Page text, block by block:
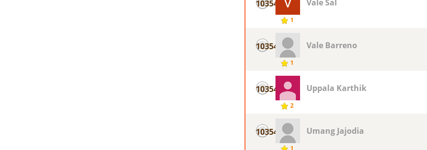
10354
1
Vale Sal
10354
1
Vale Barreno
10354
2
Uppala Karthik
10354
1
Umang Jajodia